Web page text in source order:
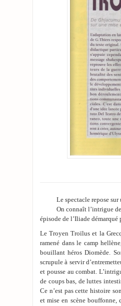
Le spectacle repose sur
On connaît l’intrigue de
épisode de l’Iliade démarqué
Le Troyen Troïlus et la
ramené dans le camp
bouillant héros Diomède.
scrupule à servir
et pousse au combat.
de coups bas, de luttes
Ce n’est pas cette histoire
et mise en scène